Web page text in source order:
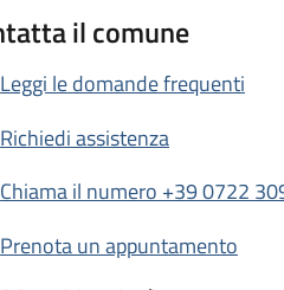
il comune
Leggi le domande frequenti
Richiedi assistenza
Chiama il numero +39 0722
Prenota un appuntamento